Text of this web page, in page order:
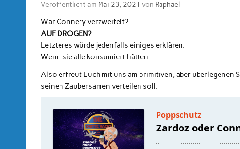
Veröffentlicht am Mai 23, 2021 von Raphael
War Connery verzweifelt?
AUF DROGEN?
Letzteres würde jedenfalls einiges erklären.
Wenn sie alle konsumiert hätten.
Also erfreut Euch mit uns am primitiven, aber überlegenen
seinen Zaubersamen verteilen soll.